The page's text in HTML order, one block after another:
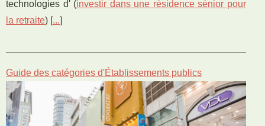
technologies d' (investir dans une résidence sénior pour
la retraite) [...]
Guide des catégories d'Établissements publics